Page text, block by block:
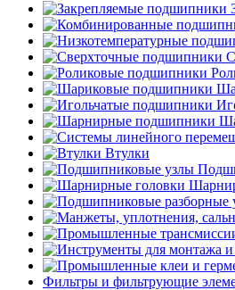
Втулки
Фильтры и фильтрующие